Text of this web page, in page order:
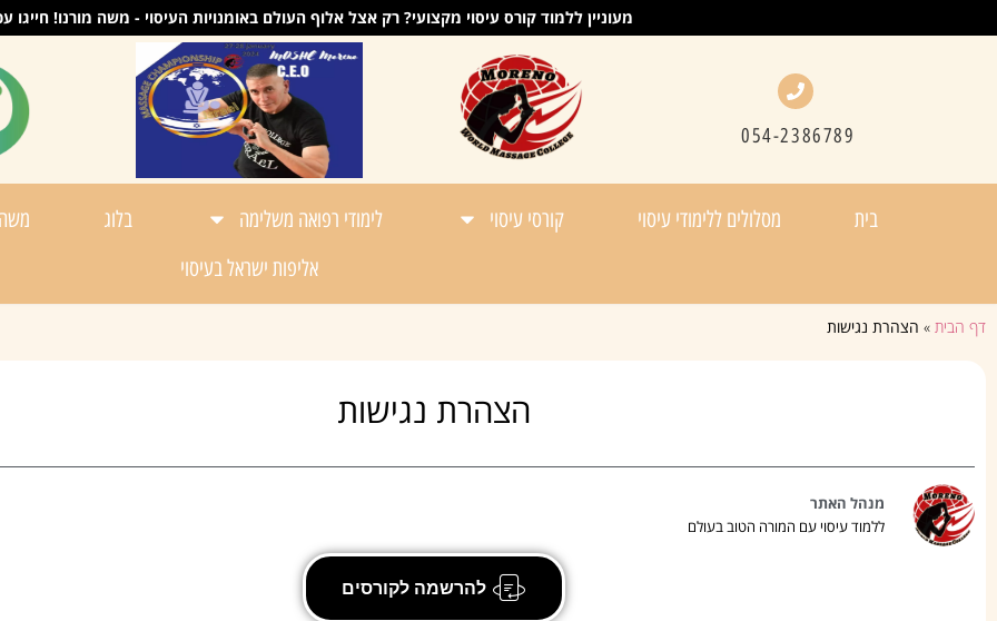
מעוניין ללמוד קורס עיסוי מקצועי? רק אצל אלוף העולם באומנויות העיסוי - משה מורנו! חייגו עכשיו - 054-
054-2386789
בית מסלולים ללימודי עיסוי קורסי עיסוי לימודי רפואה משלימה בלוג
אליפות ישראל בעיסוי
דף הבית » הצהרת נגישות
הצהרת נגישות
מנהל האתר
ללמוד עיסוי עם המורה הטוב בעולם
להרשמה לקורסים